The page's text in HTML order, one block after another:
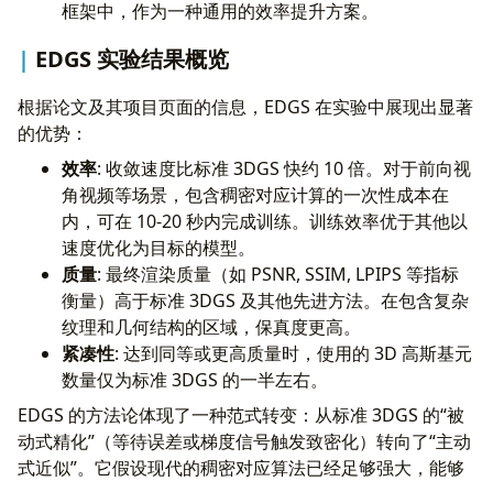
框架中，作为一种通用的效率提升方案。
EDGS 实验结果概览
根据论文及其项目页面的信息，EDGS 在实验中展现出显著
的优势：
效率: 收敛速度比标准 3DGS 快约 10 倍。对于前向视
角视频等场景，包含稠密对应计算的一次性成本在
内，可在 10-20 秒内完成训练。训练效率优于其他以
速度优化为目标的模型。
质量: 最终渲染质量（如 PSNR, SSIM, LPIPS 等指标
衡量）高于标准 3DGS 及其他先进方法。在包含复杂
纹理和几何结构的区域，保真度更高。
紧凑性: 达到同等或更高质量时，使用的 3D 高斯基元
数量仅为标准 3DGS 的一半左右。
EDGS 的方法论体现了一种范式转变：从标准 3DGS 的“被
动式精化”（等待误差或梯度信号触发致密化）转向了“主动
式近似”。它假设现代的稠密对应算法已经足够强大，能够